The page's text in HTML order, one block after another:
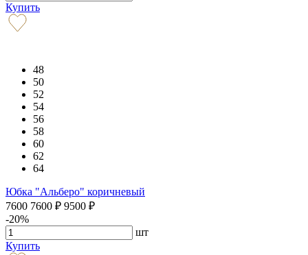
Купить
48
50
52
54
56
58
60
62
64
Юбка "Альберо" коричневый
7600 7600 ₽ 9500 ₽
-20%
шт
Купить